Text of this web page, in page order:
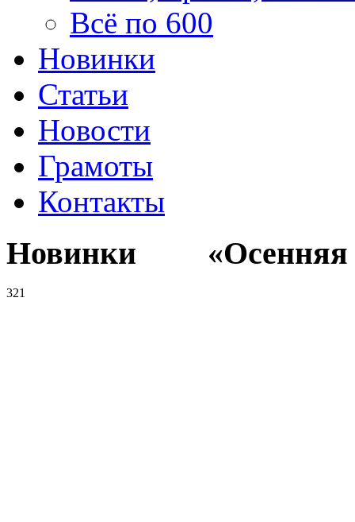
Всё по 600
Новинки
Статьи
Новости
Грамоты
Контакты
Новинки «Осенняя
321